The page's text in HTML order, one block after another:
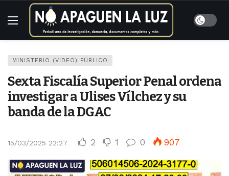
MINISTERIO (VIDEO) PÚBLICO
Sexta Fiscalía Superior Penal ordena
investigar a Ulises Vílchez y su
banda de la DGAC
15/03/2025 22:27 2 1 0 907